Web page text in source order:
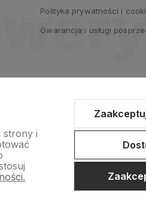
Polityka prywatności i
Gwarancja i usługi
strony i